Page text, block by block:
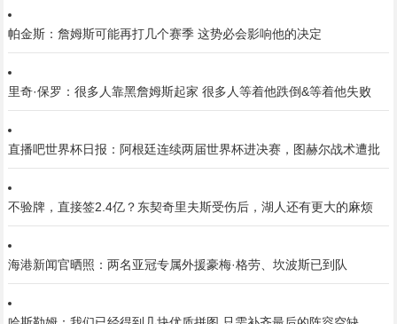
帕金斯：詹姆斯可能再打几个赛季 这势必会影响他的决定
里奇·保罗：很多人靠黑詹姆斯起家 很多人等着他跌倒&等着他失败
直播吧世界杯日报：阿根廷连续两届世界杯进决赛，图赫尔战术遭批
不验牌，直接签2.4亿？东契奇里夫斯受伤后，湖人还有更大的麻烦
海港新闻官晒照：两名亚冠专属外援豪梅·格劳、坎波斯已到队